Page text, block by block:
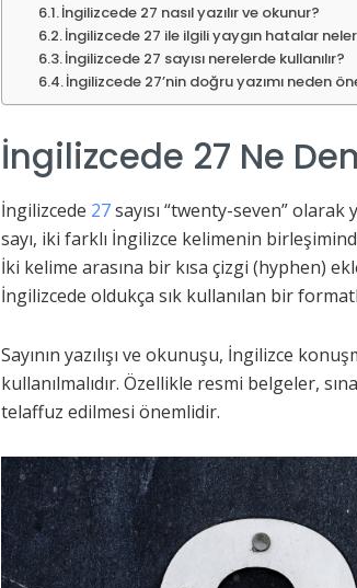
İngilizcede 27 nasıl yazılır ve okunur?
İngilizcede 27 ile ilgili yaygın hatalar
İngilizcede 27 sayısı nerelerde kullanılır?
İngilizcede 27’nin doğru yazımı neden
İngilizcede 27 Ne
İngilizcede 27sayısı “twenty-seven” olarak
sayı, iki farklı İngilizce kelimenin
İki kelime arasına bir kısa çizgi (hyphen)
İngilizcede oldukça sık kullanılan bir
Sayının yazılışı ve okunuşu, İngilizce
kullanılmalıdır. Özellikle resmi belgeler,
telaffuz edilmesi önemlidir.